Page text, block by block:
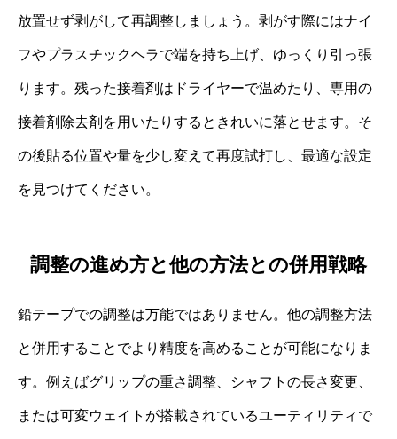
放置せず剥がして再調整しましょう。剥がす際にはナイ
フやプラスチックヘラで端を持ち上げ、ゆっくり引っ張
ります。残った接着剤はドライヤーで温めたり、専用の
接着剤除去剤を用いたりするときれいに落とせます。そ
の後貼る位置や量を少し変えて再度試打し、最適な設定
を見つけてください。
調整の進め方と他の方法との併用戦略
鉛テープでの調整は万能ではありません。他の調整方法
と併用することでより精度を高めることが可能になりま
す。例えばグリップの重さ調整、シャフトの長さ変更、
または可変ウェイトが搭載されているユーティリティで